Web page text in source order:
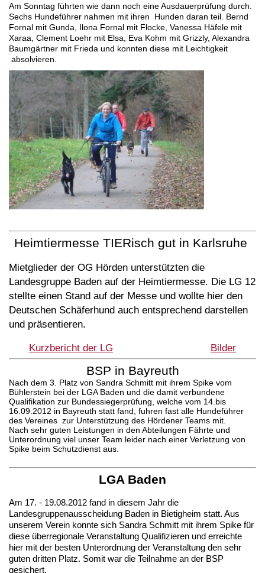
Am Sonntag führten wie dann noch eine Ausdauerprüfung durch.
Sechs Hundeführer nahmen mit ihren Hunden daran teil. Bernd
Fornal mit Gunda, Ilona Fornal mit Flocke, Vanessa Häfele mit
Xaraa, Clement Loehr mit Elsa, Eva Kohm mit Grizzly, Alexandra
Baumgärtner mit Frieda und konnten diese mit Leichtigkeit
absolvieren.
Heimtiermesse TIERisch gut in Karlsruhe
Mietglieder der OG Hörden unterstützten die
Landesgruppe Baden auf der Heimtiermesse. Die LG 12
stellte einen Stand auf der Messe und wollte hier den
Deutschen Schäferhund auch entsprechend darstellen
und präsentieren.
Kurzbericht der LG Bilder
BSP in Bayreuth
Nach dem 3. Platz von Sandra Schmitt mit ihrem Spike vom
Bühlerstein bei der LGA Baden und die damit verbundene
Qualifikation zur Bundessiegerprüfung, welche vom 14.bis
16.09.2012 in Bayreuth statt fand, fuhren fast alle Hundeführer
des Vereines zur Unterstützung des Hördener Teams mit.
Nach sehr guten Leistungen in den Abteilungen Fährte und
Unterordnung viel unser Team leider nach einer Verletzung von
Spike beim Schutzdienst aus.
LGA Baden
Am 17. - 19.08.2012 fand in diesem Jahr die
Landesgruppenausscheidung Baden in Bietigheim statt. Aus
unserem Verein konnte sich Sandra Schmitt mit ihrem Spike für
diese überregionale Veranstaltung Qualifizieren und erreichte
hier mit der besten Unterordnung der Veranstaltung den sehr
guten dritten Platz. Somit war die Teilnahme an der BSP
gesichert.